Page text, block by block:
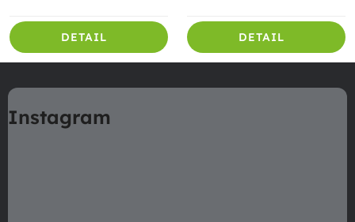
DETAIL DETAIL
á
pInstagram